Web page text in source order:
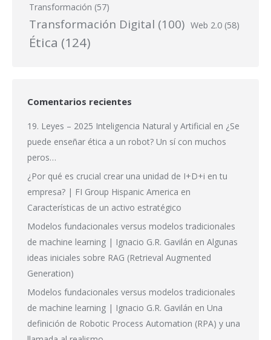
Transformación (57)
Transformación Digital (100) Web 2.0 (58)
Ética (124)
Comentarios recientes
19. Leyes – 2025 Inteligencia Natural y Artificial en ¿Se
puede enseñar ética a un robot? Un sí con muchos
peros…
¿Por qué es crucial crear una unidad de I+D+i en tu
empresa? | FI Group Hispanic America en
Características de un activo estratégico
Modelos fundacionales versus modelos tradicionales
de machine learning | Ignacio G.R. Gavilán en Algunas
ideas iniciales sobre RAG (Retrieval Augmented
Generation)
Modelos fundacionales versus modelos tradicionales
de machine learning | Ignacio G.R. Gavilán en Una
definición de Robotic Process Automation (RPA) y una